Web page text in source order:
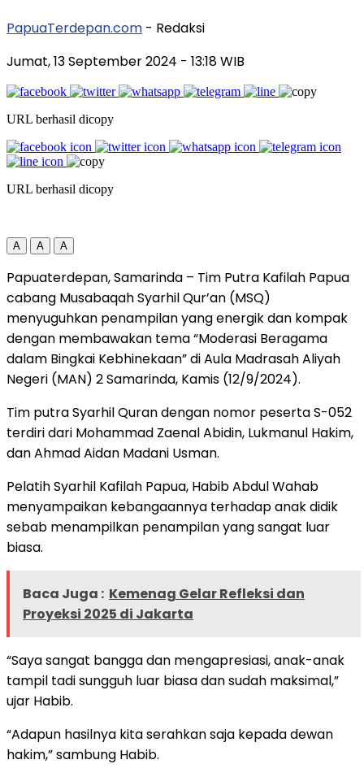
PapuaTerdepan.com - Redaksi
Jumat, 13 September 2024 - 13:18 WIB
URL berhasil dicopy
URL berhasil dicopy
A A A
Papuaterdepan, Samarinda – Tim Putra Kafilah Papua
cabang Musabaqah Syarhil Qur’an (MSQ)
menyuguhkan penampilan yang energik dan kompak
dengan membawakan tema “Moderasi Beragama
dalam Bingkai Kebhinekaan” di Aula Madrasah Aliyah
Negeri (MAN) 2 Samarinda, Kamis (12/9/2024).
Tim putra Syarhil Quran dengan nomor peserta S-052
terdiri dari Mohammad Zaenal Abidin, Lukmanul Hakim,
dan Ahmad Aidan Madani Usman.
Pelatih Syarhil Kafilah Papua, Habib Abdul Wahab
menyampaikan kebangaannya terhadap anak didik
sebab menampilkan penampilan yang sangat luar
biasa.
Baca Juga : Kemenag Gelar Refleksi dan
Proyeksi 2025 di Jakarta
“Saya sangat bangga dan mengapresiasi, anak-anak
tampil tadi sungguh luar biasa dan sudah maksimal,”
ujar Habib.
“Adapun hasilnya kita serahkan saja kepada dewan
hakim,” sambung Habib.